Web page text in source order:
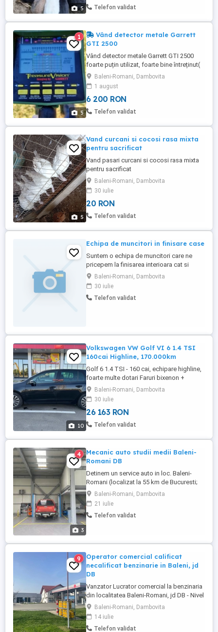
5
dimensiunea puiului. Mascul matur 85 ron.
Telefon validat
5
1
Vând detector metale Garrett
GTI 2500
Vând detector metale Garrett GTI 2500
foarte puțin utilizat, foarte bine întreținut(
bobinele au fost înfășurate din primul
minut).Are acte în regulă fiind declarat la
poliție.Se vinde cu acte in regulă la
notariat. Detectorul afișează pe ecran
dimensiunea cât și adâncimea la care se
Baleni-Romani, Dambovita
1 august
6 200 RON
Telefon validat
5
Vand curcani si cocosi rasa mixta
pentru sacrificat
Vand pasari curcani si cocosi rasa mixta
pentru sacrificat
Baleni-Romani, Dambovita
30 iulie
20 RON
Telefon validat
Echipa de muncitori in finisare case
Suntem o echipa de muncitori care ne
pricepem la finisarea interioara cat si
exterioara a caselor daca aveti nevoie de
noi va rugam contactatine
Baleni-Romani, Dambovita
30 iulie
Telefon validat
10
Volkswagen VW Golf VI 6 1.4 TSI
160cai Highline, 170.000km
Golf 6 1.4 TSI - 160 cai, echipare highline,
foarte multe dotari Faruri bixenon +
spalatoare Trapa Display mare color
touchscreen Interior alcantara Scaune fata
incalzite Senzori parcare fata - spate +
park assist ( parcheaza singura ) Senzori
ploaie lumina presiune roti Volan piele cu
Baleni-Romani, Dambovita
30 iulie
26 163 RON
Telefon validat
3
4
Mecanic auto studii medii Baleni-
Romani DB
Detinem un service auto in loc. Baleni-
Romani (localizat la 55 km de Bucuresti;
43 km de Ploiesti si 20 km de Targoviste).
Service-ul auto este format din statie ITP,
Mecanica, Geometrie si Vopsitorie. Postul
liber este la Mecanica Putem colabora atat
Baleni-Romani, Dambovita
21 iulie
Telefon validat
9
Operator comercial calificat
necalificat benzinarie in Baleni, jd
DB
Vanzator Lucrator comercial la benzinaria
din localitatea Baleni-Romani, jd DB - Nivel
de studii calificat sau necalificat - Nivel de
experienta cu sau fara experienta
Responsabilitati: - Alimentare cu GPL a
autovehiculelor autorizate - Vânzarea de
Baleni-Romani, Dambovita
14 iulie
Telefon validat